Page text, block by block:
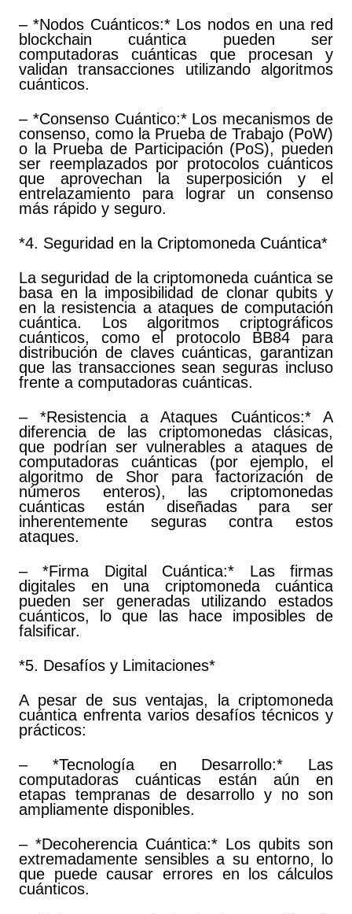
– *Nodos Cuánticos:* Los nodos en una red
blockchain cuántica pueden ser
computadoras cuánticas que procesan y
validan transacciones utilizando algoritmos
cuánticos.
– *Consenso Cuántico:* Los mecanismos de
consenso, como la Prueba de Trabajo (PoW)
o la Prueba de Participación (PoS), pueden
ser reemplazados por protocolos cuánticos
que aprovechan la superposición y el
entrelazamiento para lograr un consenso
más rápido y seguro.
*4. Seguridad en la Criptomoneda Cuántica*
La seguridad de la criptomoneda cuántica se
basa en la imposibilidad de clonar qubits y
en la resistencia a ataques de computación
cuántica. Los algoritmos criptográficos
cuánticos, como el protocolo BB84 para
distribución de claves cuánticas, garantizan
que las transacciones sean seguras incluso
frente a computadoras cuánticas.
– *Resistencia a Ataques Cuánticos:* A
diferencia de las criptomonedas clásicas,
que podrían ser vulnerables a ataques de
computadoras cuánticas (por ejemplo, el
algoritmo de Shor para factorización de
números enteros), las criptomonedas
cuánticas están diseñadas para ser
inherentemente seguras contra estos
ataques.
– *Firma Digital Cuántica:* Las firmas
digitales en una criptomoneda cuántica
pueden ser generadas utilizando estados
cuánticos, lo que las hace imposibles de
falsificar.
*5. Desafíos y Limitaciones*
A pesar de sus ventajas, la criptomoneda
cuántica enfrenta varios desafíos técnicos y
prácticos:
– *Tecnología en Desarrollo:* Las
computadoras cuánticas están aún en
etapas tempranas de desarrollo y no son
ampliamente disponibles.
– *Decoherencia Cuántica:* Los qubits son
extremadamente sensibles a su entorno, lo
que puede causar errores en los cálculos
cuánticos.